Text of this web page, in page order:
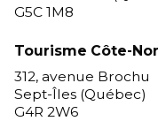
G5C 1M8
Tourisme Côte-
312, avenue Brochu
Sept-Îles (Québec)
G4R 2W6